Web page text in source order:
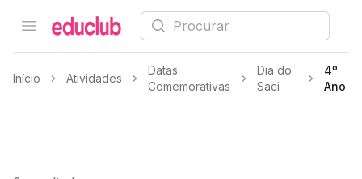
Open menu
Educlub Procurar
Início Atividades
Datas
Comemorativas
Dia do
Saci
4º
Ano